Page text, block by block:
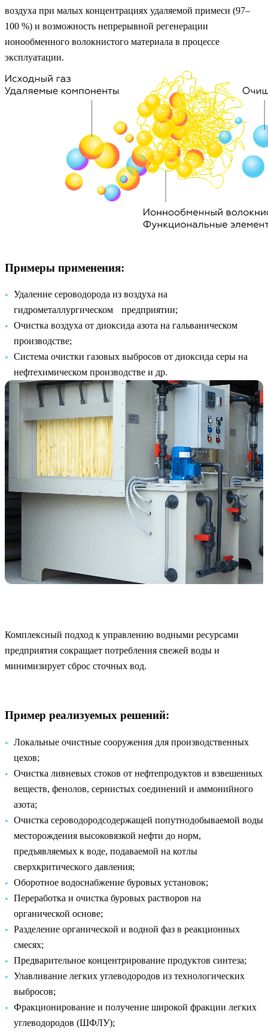
воздуха при малых концентрациях удаляемой примеси (97–
100 %) и возможность непрерывной регенерации
ионообменного волокнистого материала в процессе
эксплуатации.
Примеры применения:
Удаление сероводорода из воздуха на
гидрометаллургическом предприятии;
Очистка воздуха от диоксида азота на гальваническом
производстве;
Система очистки газовых выбросов от диоксида серы на
нефтехимическом производстве и др.
Комплексный подход к управлению водными ресурсами
предприятия сокращает потребления свежей воды и
минимизирует сброс сточных вод.
Пример реализуемых решений:
Локальные очистные сооружения для производственных
цехов;
Очистка ливневых стоков от нефтепродуктов и взвешенных
веществ, фенолов, сернистых соединений и аммонийного
азота;
Очистка сероводородсодержащей попутнодобываемой воды
месторождения высоковязкой нефти до норм,
предъявляемых к воде, подаваемой на котлы
сверхкритического давления;
Оборотное водоснабжение буровых установок;
Переработка и очистка буровых растворов на
органической основе;
Разделение органической и водной фаз в реакционных
смесях;
Предварительное концентрирование продуктов синтеза;
Улавливание легких углеводородов из технологических
выбросов;
Фракционирование и получение широкой фракции легких
углеводородов (ШФЛУ);